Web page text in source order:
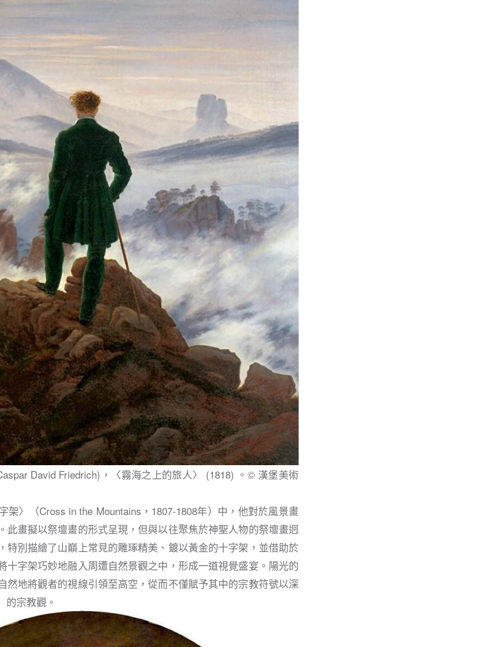
David Friedrich)，〈霧海之上的旅人〉 (1818) 。© 漢堡美術
架〉（Cross in the Mountains，1807-1808年）中，他對於風景畫
此畫擬以祭壇畫的形式呈現，但與以往聚焦於神聖人物的祭壇畫迥
特別描繪了山巔上常見的雕琢精美、鍍以黃金的十字架，並借助於
十字架巧妙地融入周遭自然景觀之中，形成一道視覺盛宴。陽光的
然地將觀者的視線引領至高空，從而不僅賦予其中的宗教符號以深
的宗教觀。